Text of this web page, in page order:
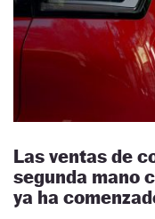
Las ventas de
segunda mano
ya ha